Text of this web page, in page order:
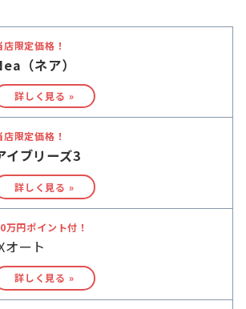
店限定価格！
（ネア）
詳しく見る »
店限定価格！
イブリーズ3
詳しく見る »
万円ポイント付！
オート
詳しく見る »